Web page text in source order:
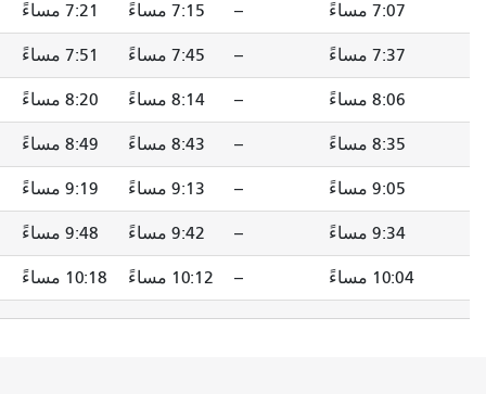
-- 7:15 مساءً 7:21 مساءً 7:26 مساءً
-- 7:45 مساءً 7:51 مساءً 7:56 مساءً
-- 8:14 مساءً 8:20 مساءً 8:25 مساءً
-- 8:43 مساءً 8:49 مساءً 8:54 مساءً
-- 9:13 مساءً 9:19 مساءً 9:24 مساءً
-- 9:42 مساءً 9:48 مساءً 9:53 مساءً
-- 10:12 مساءً 10:18 مساءً 10:23 مساءً